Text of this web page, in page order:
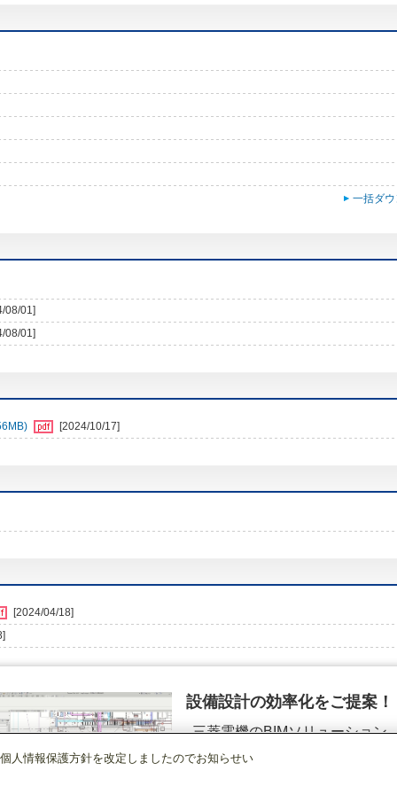
一括ダ
08/01]
08/01]
[2024/10/17]
[2024/04/18]
設備設計の効率化をご提案！
三菱電機のBIMソリューション
（空調.換気.照明）
人情報保護方針を改定しましたのでお知らせい